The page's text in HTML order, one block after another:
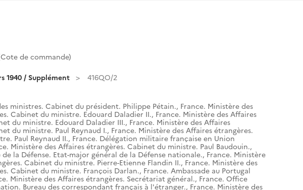
de commande)
1940 / Supplément 416QO/2
ministres. Cabinet du président. Philippe Pétain., France. Ministère des
Cabinet du ministre. Edouard Daladier II., France. Ministère des Affaires
du ministre. Edouard Daladier III., France. Ministère des Affaires
du ministre. Paul Reynaud I., France. Ministère des Affaires étrangères.
Paul Reynaud II., France. Délégation militaire française en Union
Ministère des Affaires étrangères. Cabinet du ministre. Paul Baudouin.,
de la Défense. Etat-major général de la Défense nationale., France. Ministère
Cabinet du ministre. Pierre-Etienne Flandin II., France. Ministère des
Cabinet du ministre. François Darlan., France. Ambassade au Portugal
Ministère des Affaires étrangères. Secrétariat général., France. Office
Bureau des correspondant français à l'étranger., France. Ministère des